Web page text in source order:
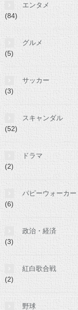
エンタメ
(84)
グルメ
(5)
サッカー
(3)
スキャンダル
(52)
ドラマ
(2)
パピーウォーカー
(6)
政治・経済
(3)
紅白歌合戦
(2)
野球